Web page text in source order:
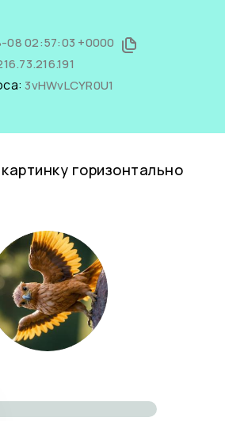
08 02:57:03 +0000
3vHWvLCYR0U1
горизонтально